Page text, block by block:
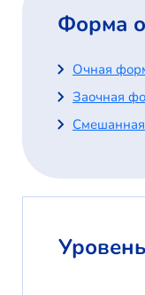
Форма
Очная
Заочная